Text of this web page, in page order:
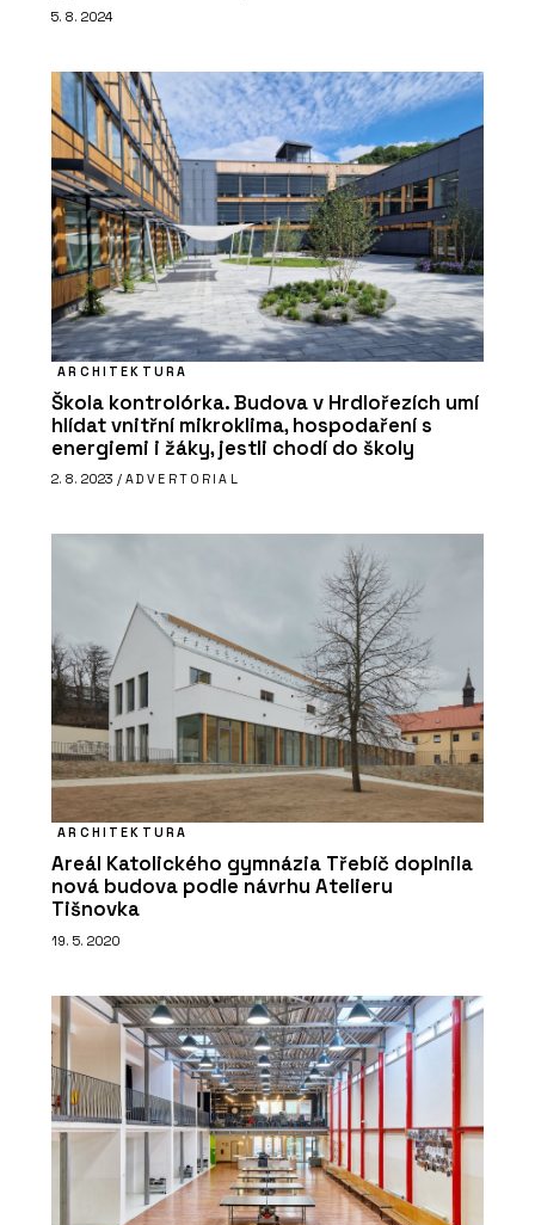
5. 8. 2024
ARCHITEKTURA
Škola kontrolórka. Budova v Hrdlořezích umí
hlídat vnitřní mikroklima, hospodaření s
energiemi i žáky, jestli chodí do školy
2. 8. 2023 / ADVERTORIAL
ARCHITEKTURA
Areál Katolického gymnázia Třebíč doplnila
nová budova podle návrhu Atelieru
Tišnovka
19. 5. 2020